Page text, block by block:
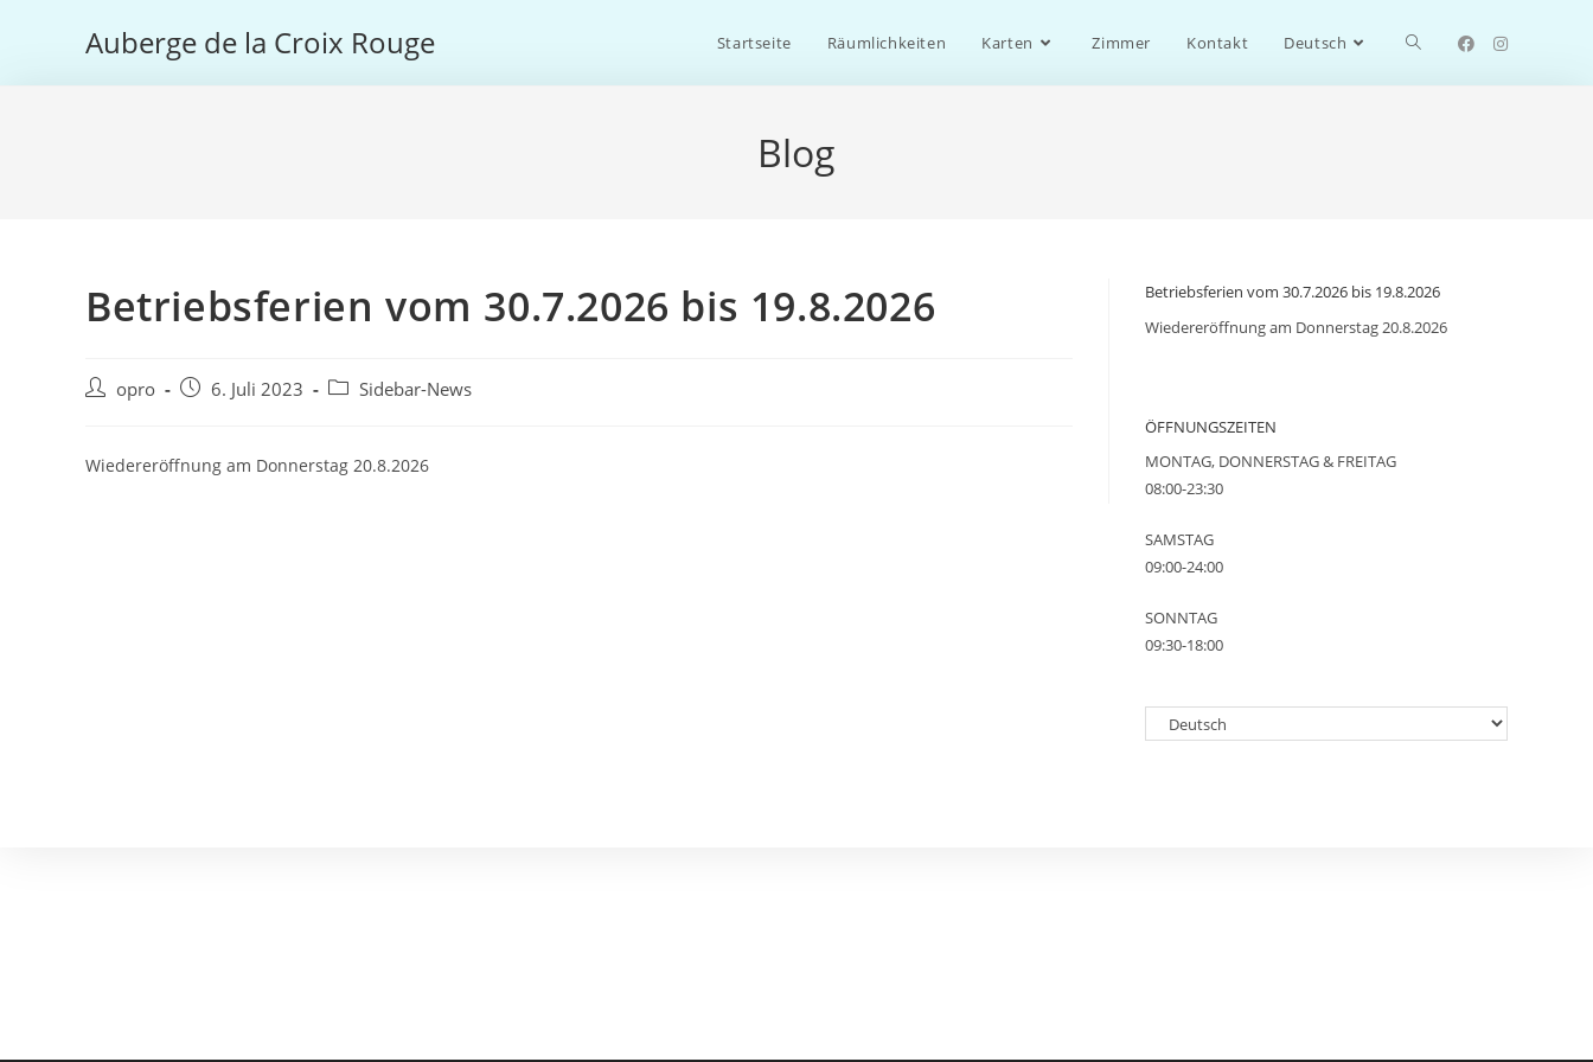
Auberge de la Croix Rouge Startseite Räumlichkeiten Karten Zimmer Kontakt Deutsch Toggle
Blog
Betriebsferien vom 30.7.2026 bis 19.8.2026
Post opro
Post 6. Juli 2023
PostSidebar-News
Wiedereröffnung am Donnerstag 20.8.2026
Betriebsferien vom 30.7.2026 bis 19.8.2026
Wiedereröffnung am Donnerstag 20.8.2026
ÖFFNUNGSZEITEN
MONTAG, DONNERSTAG & FREITAG
08:00-23:30
SAMSTAG
09:00-24:00
SONNTAG
09:30-18:00
Choose